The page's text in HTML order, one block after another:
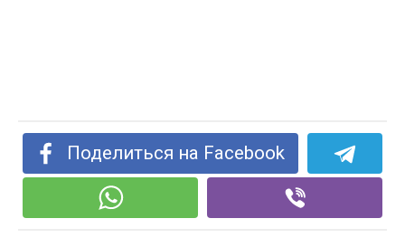
Поделиться на Facebook